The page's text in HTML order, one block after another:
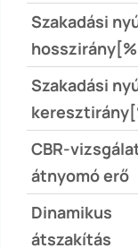
Szakadási
Szakadási
CBR-
átnyomó erő
Dinamikus
átszakítás